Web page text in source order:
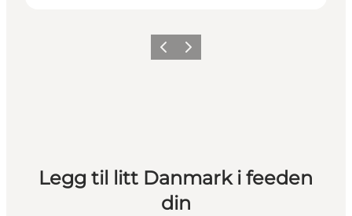
ForrigeNeste
Legg til litt Danmark i feeden
din